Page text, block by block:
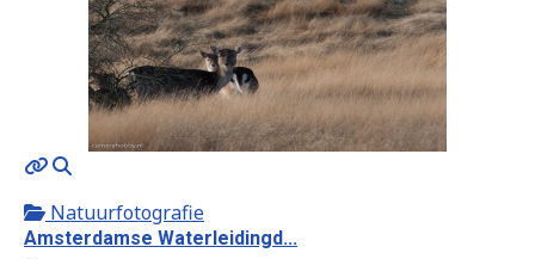
MOD_JTCS_VIEW_ARTICLE_LINK
Natuurfotografie
Amsterdamse Waterleidingd...